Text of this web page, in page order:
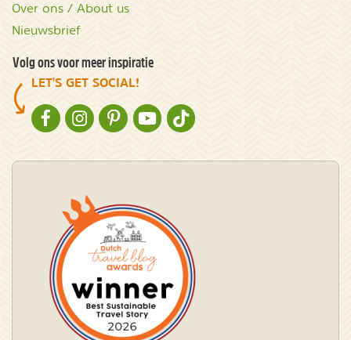
Over ons / About us
Nieuwsbrief
Volg ons voor meer inspiratie
LET'S GET SOCIAL!
NATURESCANNER OP FACEBOOK
NATURESCANNER OP INSTAGRAM
NATURESCANNER OP PINTEREST
NATURESCANNER OP YOUTUBE
NATURESCANNER OP TIKTOK